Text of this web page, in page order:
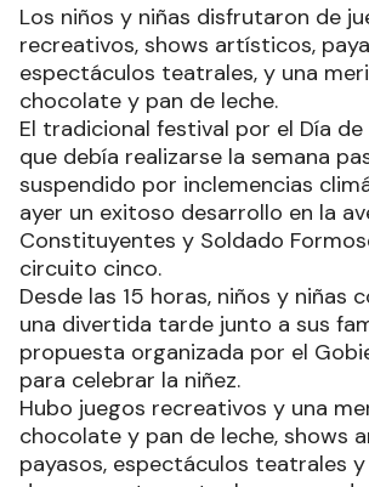
Los niños y niñas disfrutaron de
recreativos, shows artísticos,
espectáculos teatrales, y una
chocolate y pan de leche.
El tradicional festival por el Día de
que debía realizarse la semana
suspendido por inclemencias
ayer un exitoso desarrollo en la
Constituyentes y Soldado
circuito cinco.
Desde las 15 horas, niños y niñas
una divertida tarde junto a sus
propuesta organizada por el
para celebrar la niñez.
Hubo juegos recreativos y una
chocolate y pan de leche, shows
payasos, espectáculos teatrales